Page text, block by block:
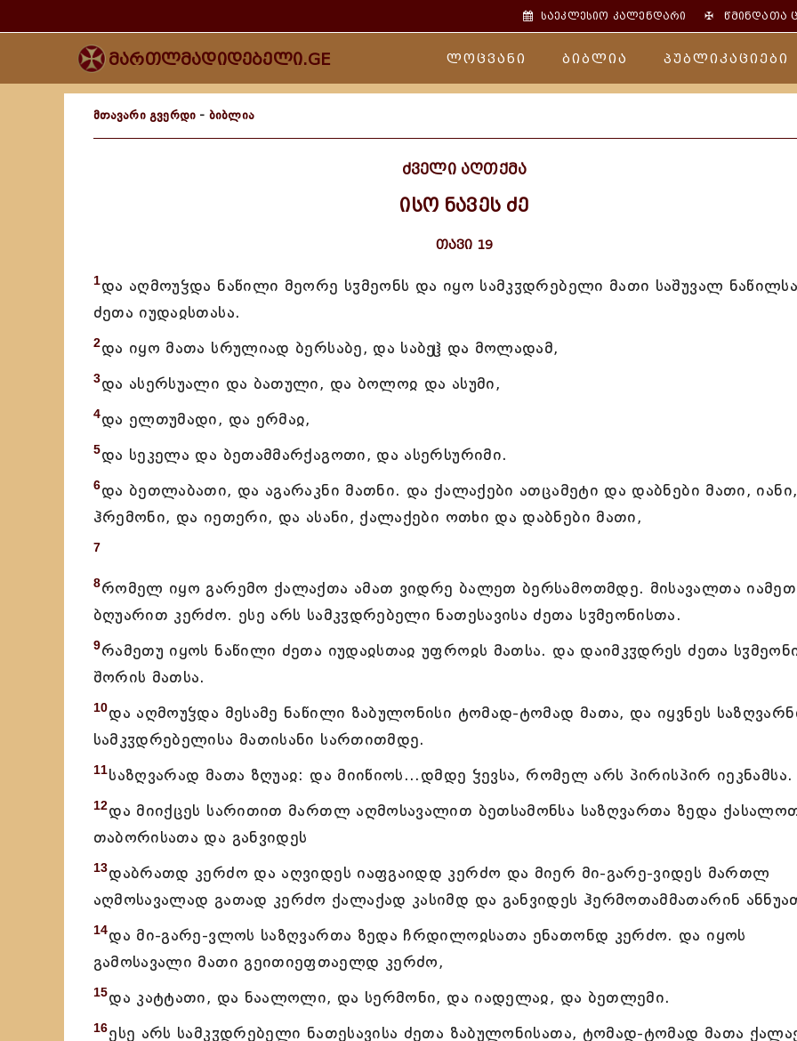
საეკლესიო კალენდარი ✠წმინდათა
მართლმადიდებელი.GE ლოცვანი ბიბლია პუბლიკაციები
მთავარი გვერდი - ბიბლია
ძველი აღთქმა
ისო ნავეს ძე
თავი 19
1და აღმოუჴდა ნაწილი მეორე სჳმეონს და იყო სამკჳდრებელი მათი საშუვალ
ძეთა იუდაჲსთასა.
2და იყო მათა სრულიად ბერსაბე, და საბეჱ და მოლადამ,
3და ასერსუალი და ბათული, და ბოლოჲ და ასუმი,
4და ელთუმადი, და ერმაჲ,
5და სეკელა და ბეთამმარქაგოთი, და ასერსურიმი.
6და ბეთლაბათი, და აგარაკნი მათნი. და ქალაქები ათცამეტი და დაბნები მათი,
ჰრემონი, და იეთერი, და ასანი, ქალაქები ოთხი და დაბნები მათი,
7
8რომელ იყო გარემო ქალაქთა ამათ ვიდრე ბალეთ ბერსამოთმდე. მისავალთა
ბღუარით კერძო. ესე არს სამკჳდრებელი ნათესავისა ძეთა სჳმეონისთა.
9რამეთუ იყოს ნაწილი ძეთა იუდაჲსთაჲ უფროჲს მათსა. და დაიმკჳდრეს ძეთა
შორის მათსა.
10და აღმოუჴდა მესამე ნაწილი ზაბულონისი ტომად-ტომად მათა, და იყვნეს
სამკჳდრებელისა მათისანი სართითმდე.
11საზღვარად მათა ზღუაჲ: და მიიწიოს...დმდე ჴევსა, რომელ არს პირისპირ იეკნამსა.
12და მიიქცეს სარითით მართლ აღმოსავალით ბეთსამონსა საზღვართა ზედა
თაბორისათა და განვიდეს
13დაბრათდ კერძო და აღვიდეს იაფგაიდდ კერძო და მიერ მი-გარე-ვიდეს მართლ
აღმოსავალად გათად კერძო ქალაქად კასიმდ და განვიდეს ჰერმოთამმათარინ
14და მი-გარე-ვლოს საზღვართა ზედა ჩრდილოჲსათა ენათონდ კერძო. და იყოს
გამოსავალი მათი გეითიეფთაელდ კერძო,
15და კატტათი, და ნაალოლი, და სერმონი, და იადელაჲ, და ბეთლემი.
16ესე არს სამკჳდრებელი ნათესავისა ძეთა ზაბულონისათა, ტომად-ტომად მათა